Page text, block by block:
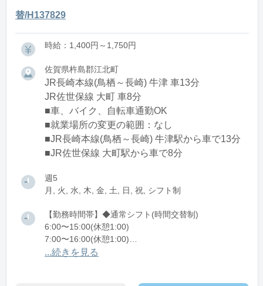
替/H137829
時給：1,400円～1,750円
佐賀県杵島郡江北町
JR長崎本線(鳥栖～長崎) 牛津 車13分
JR佐世保線 大町 車8分
■車、バイク、自転車通勤OK
■就業場所の変更の範囲：なし
■JR長崎本線(鳥栖～長崎) 牛津駅から車で13分
■JR佐世保線 大町駅から車で8分
週5
月, 火, 水, 木, 金, 土, 日, 祝, シフト制
【勤務時間帯】◆通常シフト(時間交替制)
6:00〜15:00(休憩1:00)
7:00〜16:00(休憩1:00)
12:00〜21:00(休憩1:00)
...続きを見る